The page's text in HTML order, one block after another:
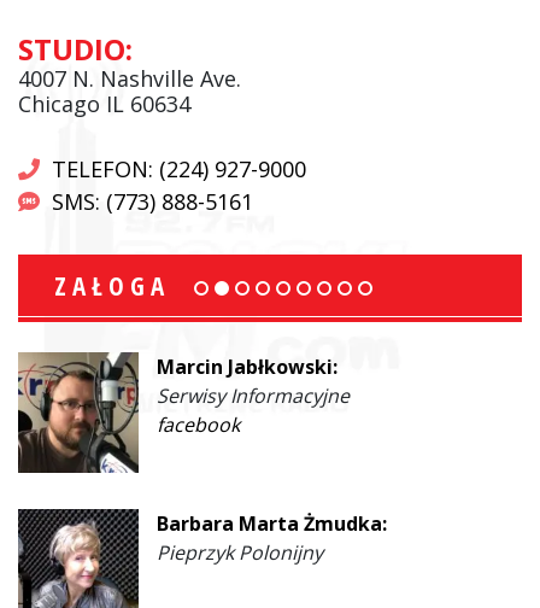
STUDIO:
4007 N. Nashville Ave.
Chicago IL 60634
TELEFON: (224) 927-9000
SMS: (773) 888-5161
ZAŁOGA
Marcin Jabłkowski:
Serwisy Informacyjne
facebook
Barbara Marta Żmudka:
Pieprzyk Polonijny